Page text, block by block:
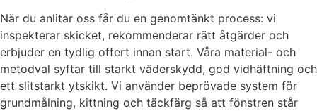
När du anlitar oss får du en genomtänkt process: vi
inspekterar skicket, rekommenderar rätt åtgärder och
erbjuder en tydlig offert innan start. Våra material- och
metodval syftar till starkt väderskydd, god vidhäftning och
ett slitstarkt ytskikt. Vi använder beprövade system för
grundmålning, kittning och täckfärg så att fönstren står